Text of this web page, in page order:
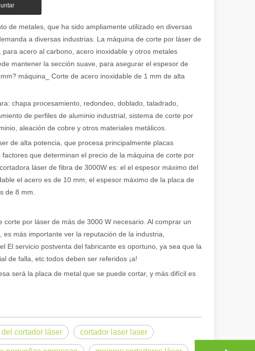
y el paisaje industrial, las máquinas de marcado láser han surgido
e inspirador del original. Shining Across the Pacific: How Our
de metales, que ha sido ampliamente utilizado en diversas
a diversas industrias. La máquina de corte por láser de
acero al carbono, acero inoxidable y otros metales
mantener la sección suave, para asegurar el espesor de
máquina_ Corte de acero inoxidable de 1 mm de alta
chapa procesamiento, redondeo, doblado, taladrado,
de perfiles de aluminio industrial, sistema de corte por
aleación de cobre y otros materiales metálicos.
de alta potencia, que procesa principalmente placas
que determinan el precio de la máquina de corte por
láser de fibra de 3000W es: el el espesor máximo del
el acero es de 10 mm; el espesor máximo de la placa de
de 8 mm.
por láser de más de 3000 W necesario. Al comprar un
más importante ver la reputación de la industria,
El servicio postventa del fabricante es oportuno, ya sea que la
de falla, etc.todos deben ser referidos ¡a!
será la placa de metal que se puede cortar, y más difícil es
cortador láser cortador laser laser